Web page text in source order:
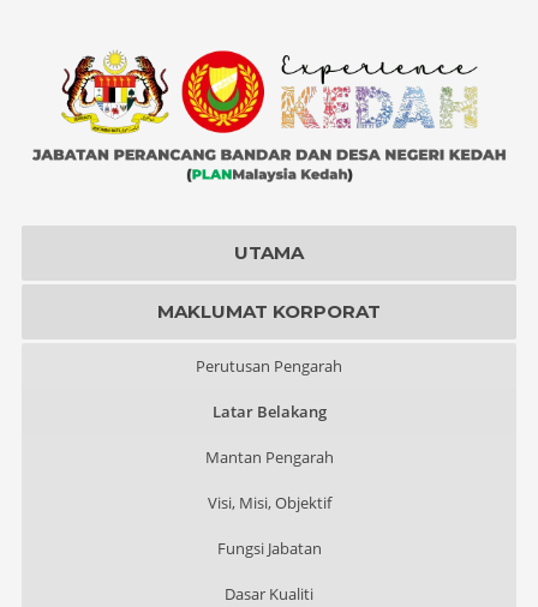
UTAMA
MAKLUMAT KORPORAT
Perutusan Pengarah
Latar Belakang
Mantan Pengarah
Visi, Misi, Objektif
Fungsi Jabatan
Dasar Kualiti